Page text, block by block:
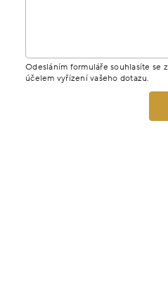
Odesláním formuláře souhlasíte se
účelem vyřízení vašeho dotazu.